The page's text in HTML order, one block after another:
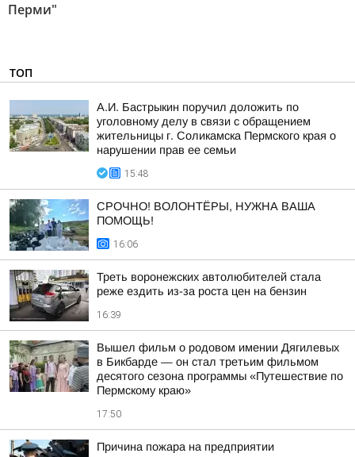
Перми"
ТОП
А.И. Бастрыкин поручил доложить по
уголовному делу в связи с обращением
жительницы г. Соликамска Пермского края о
нарушении прав ее семьи
15:48
СРОЧНО! ВОЛОНТЁРЫ, НУЖНА ВАША
ПОМОЩЬ!
16:06
Треть воронежских автолюбителей стала
реже ездить из-за роста цен на бензин
16:39
Вышел фильм о родовом имении Дягилевых
в Бикбарде — он стал третьим фильмом
десятого сезона программы «Путешествие по
Пермскому краю»
17:50
Причина пожара на предприятии